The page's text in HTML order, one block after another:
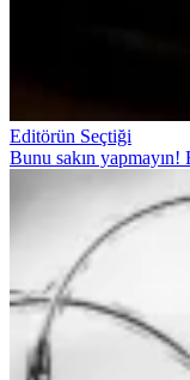
Editörün Seçtiği
Bunu sakın yapmayın!